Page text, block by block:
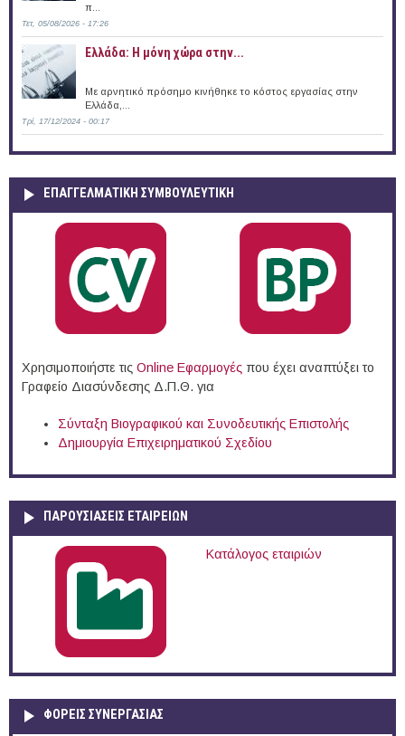
π...
Τετ, 05/08/2026 - 17:26
Ελλάδα: Η μόνη χώρα στην...
Με αρνητικό πρόσημο κινήθηκε το κόστος εργασίας στην
Ελλάδα,...
Τρί, 17/12/2024 - 00:17
ΕΠΑΓΓΕΛΜΑΤΙΚΉ ΣΥΜΒΟΥΛΕΥΤΙΚΉ
Χρησιμοποιήστε τις Online Eφαρμογές που έχει αναπτύξει το
Γραφείο Διασύνδεσης Δ.Π.Θ. για
Σύνταξη Βιογραφικού και Συνοδευτικής Επιστολής
Δημιουργία Επιχειρηματικού Σχεδίου
ΠΑΡΟΥΣΙΆΣΕΙΣ ΕΤΑΙΡΕΙΏΝ
Κατάλογος εταιριών
ΦΟΡΕΙΣ ΣΥΝΕΡΓΑΣΙΑΣ